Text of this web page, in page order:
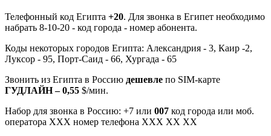
Телефонный код Египта +20. Для звонка в Египет необходимо
набрать 8-10-20 - код города - номер абонента.
Коды некоторых городов Египта: Александрия - 3, Каир -2,
Луксор - 95, Порт-Саид - 66, Хургада - 65
Звонить из Египта в Россию дешевле по SIM-карте
ГУДЛАЙН – 0,55 $/мин.
Набор для звонка в Россию: +7 или 007 код города или моб.
оператора ХХХ номер телефона ХХХ ХХ ХХ